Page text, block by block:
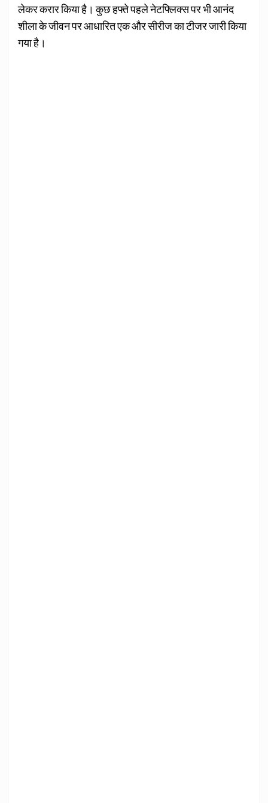
लेकर करार किया है। कुछ हफ्ते पहले नेटफ्लिक्स पर भी आनंद
शीला के जीवन पर आधारित एक और सीरीज का टीजर जारी किया
गया है।